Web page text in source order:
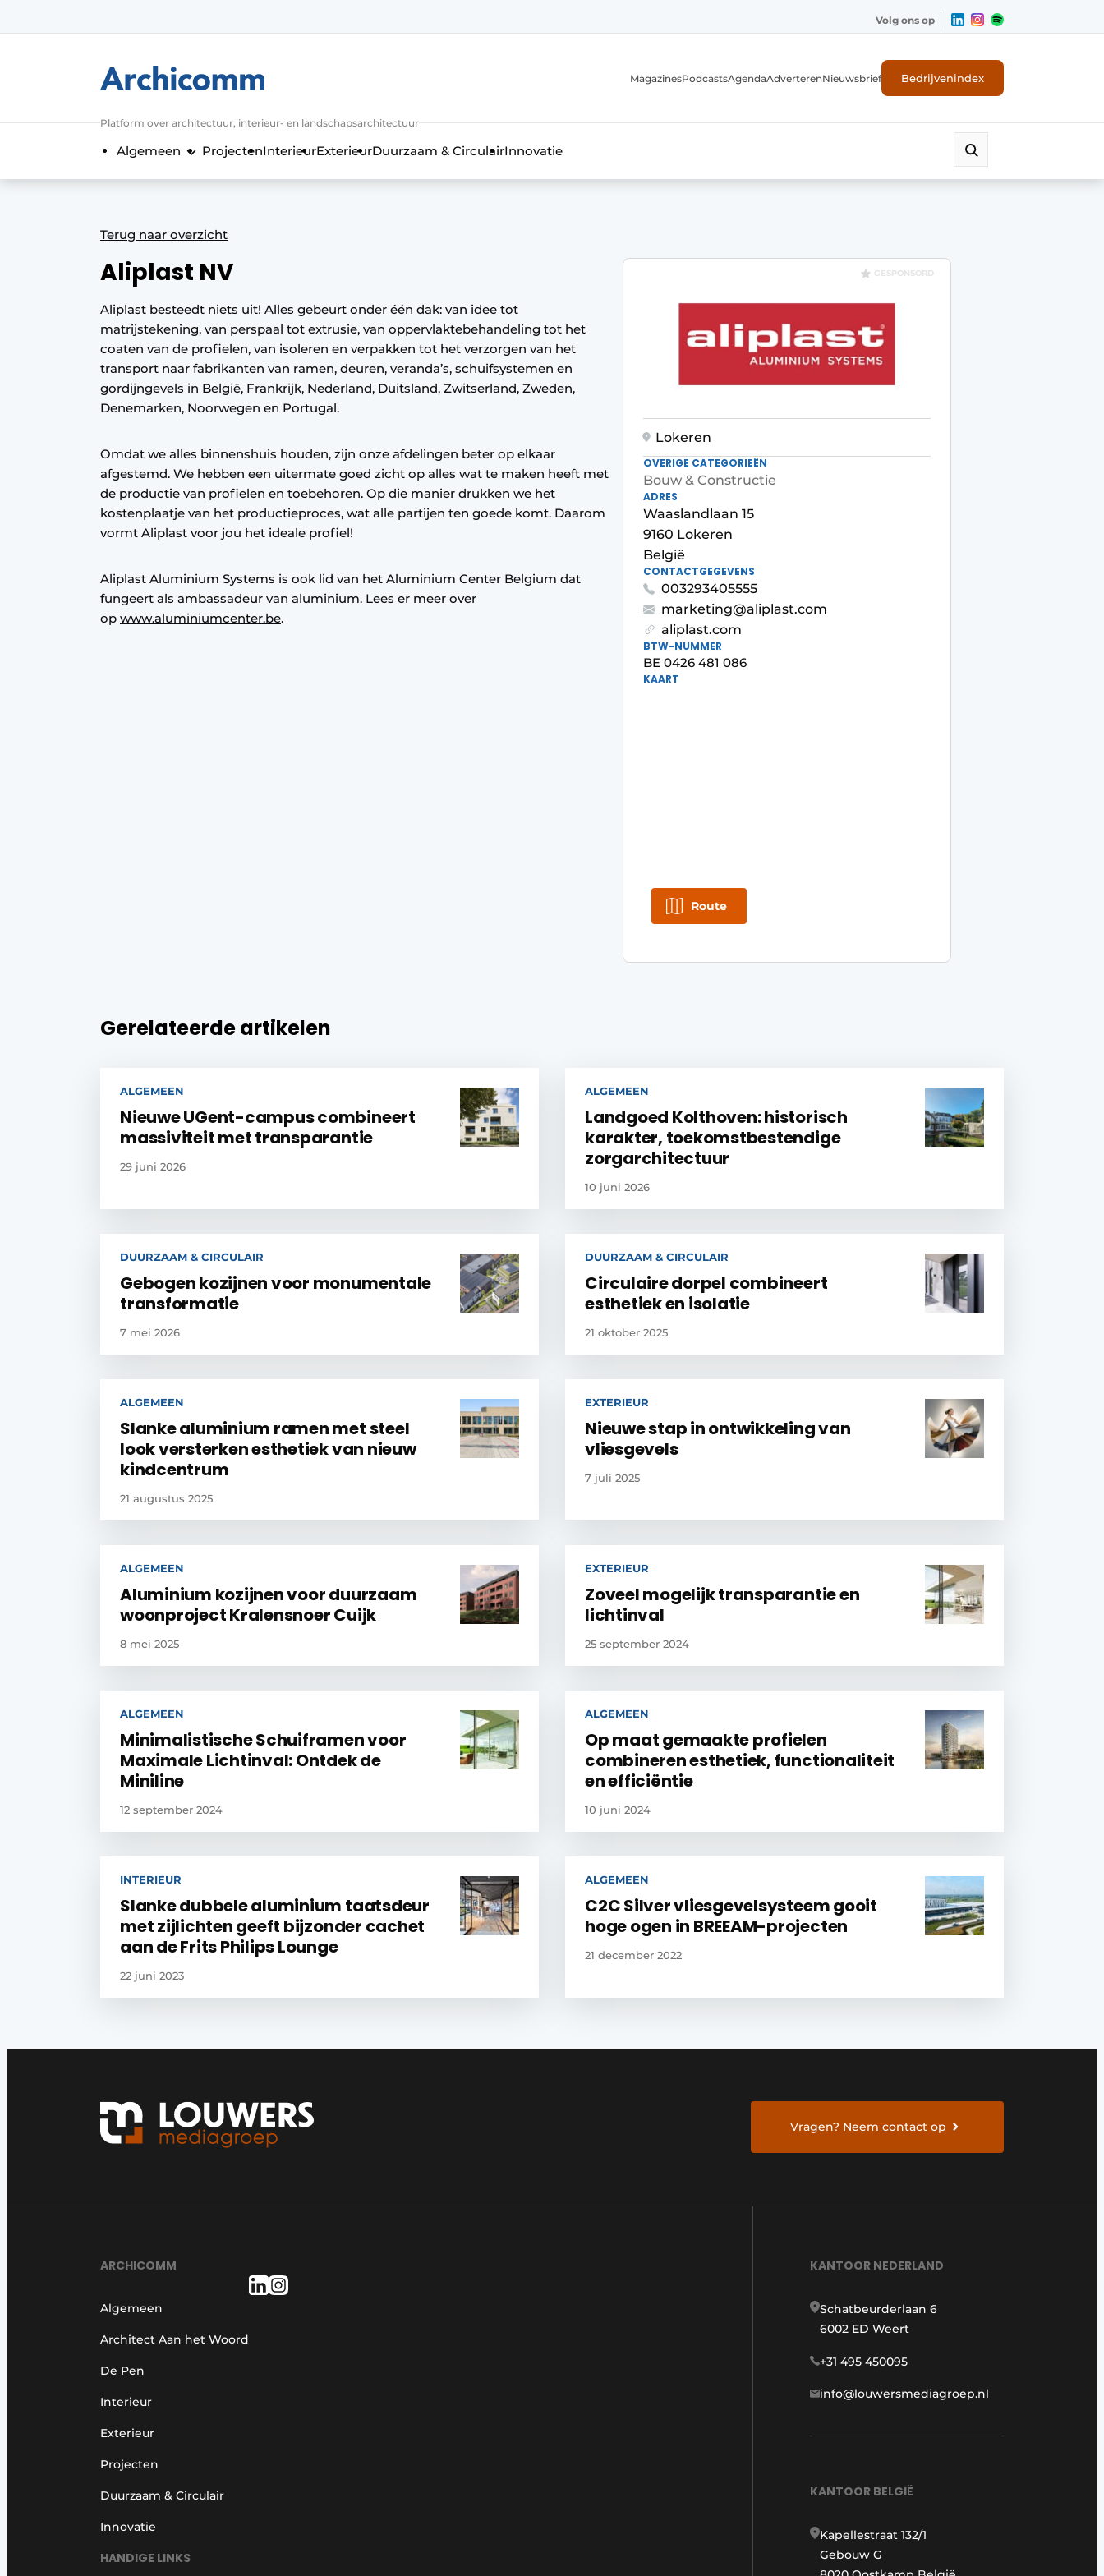
Algemene voorwaarden
Vacature aanmelden
Vacatures
Video’s
Volg ons op
Platform over architectuur, interieur- en landschapsarchitectuur
MagazinesPodcastsAgendaAdverterenNieuwsbrief Bedrijvenindex
Algemeen ProjectenInterieurExterieurDuurzaam & CirculairInnovatie
Terug naar overzicht
Aliplast NV
Aliplast besteedt niets uit! Alles gebeurt onder één dak: van idee tot
matrijstekening, van perspaal tot extrusie, van oppervlaktebehandeling tot het
coaten van de profielen, van isoleren en verpakken tot het verzorgen van het
transport naar fabrikanten van ramen, deuren, veranda’s, schuifsystemen en
gordijngevels in België, Frankrijk, Nederland, Duitsland, Zwitserland, Zweden,
Denemarken, Noorwegen en Portugal.
Omdat we alles binnenshuis houden, zijn onze afdelingen beter op elkaar
afgestemd. We hebben een uitermate goed zicht op alles wat te maken heeft met
de productie van profielen en toebehoren. Op die manier drukken we het
kostenplaatje van het productieproces, wat alle partijen ten goede komt. Daarom
vormt Aliplast voor jou het ideale profiel!
Aliplast Aluminium Systems is ook lid van het Aluminium Center Belgium dat
fungeert als ambassadeur van aluminium. Lees er meer over
op www.aluminiumcenter.be.
GESPONSORD
Lokeren
OVERIGE CATEGORIEËN
Bouw & Constructie
ADRES
Waaslandlaan 15
9160 Lokeren
België
CONTACTGEGEVENS
003293405555
marketing@aliplast.com
aliplast.com
BTW-NUMMER
BE 0426 481 086
KAART
Route
Gerelateerde artikelen
ALGEMEEN
Nieuwe UGent-campus combineert
massiviteit met transparantie
29 juni 2026
ALGEMEEN
Landgoed Kolthoven: historisch
karakter, toekomstbestendige
zorgarchitectuur
10 juni 2026
DUURZAAM & CIRCULAIR
Gebogen kozijnen voor monumentale
transformatie
7 mei 2026
DUURZAAM & CIRCULAIR
Circulaire dorpel combineert
esthetiek en isolatie
21 oktober 2025
ALGEMEEN
Slanke aluminium ramen met steel
look versterken esthetiek van nieuw
kindcentrum
21 augustus 2025
EXTERIEUR
Nieuwe stap in ontwikkeling van
vliesgevels
7 juli 2025
ALGEMEEN
Aluminium kozijnen voor duurzaam
woonproject Kralensnoer Cuijk
8 mei 2025
EXTERIEUR
Zoveel mogelijk transparantie en
lichtinval
25 september 2024
ALGEMEEN
Minimalistische Schuiframen voor
Maximale Lichtinval: Ontdek de
Miniline
12 september 2024
ALGEMEEN
Op maat gemaakte profielen
combineren esthetiek, functionaliteit
en efficiëntie
10 juni 2024
INTERIEUR
Slanke dubbele aluminium taatsdeur
met zijlichten geeft bijzonder cachet
aan de Frits Philips Lounge
22 juni 2023
ALGEMEEN
C2C Silver vliesgevelsysteem gooit
hoge ogen in BREEAM-projecten
21 december 2022
Vragen? Neem contact op
ARCHICOMM
Algemeen
Architect Aan het Woord
De Pen
Interieur
Exterieur
Projecten
Duurzaam & Circulair
Innovatie
HANDIGE LINKS
KANTOOR NEDERLAND
Schatbeurderlaan 6
6002 ED Weert
+31 495 450095
info@louwersmediagroep.nl
KANTOOR BELGIË
Kapellestraat 132/1
Gebouw G